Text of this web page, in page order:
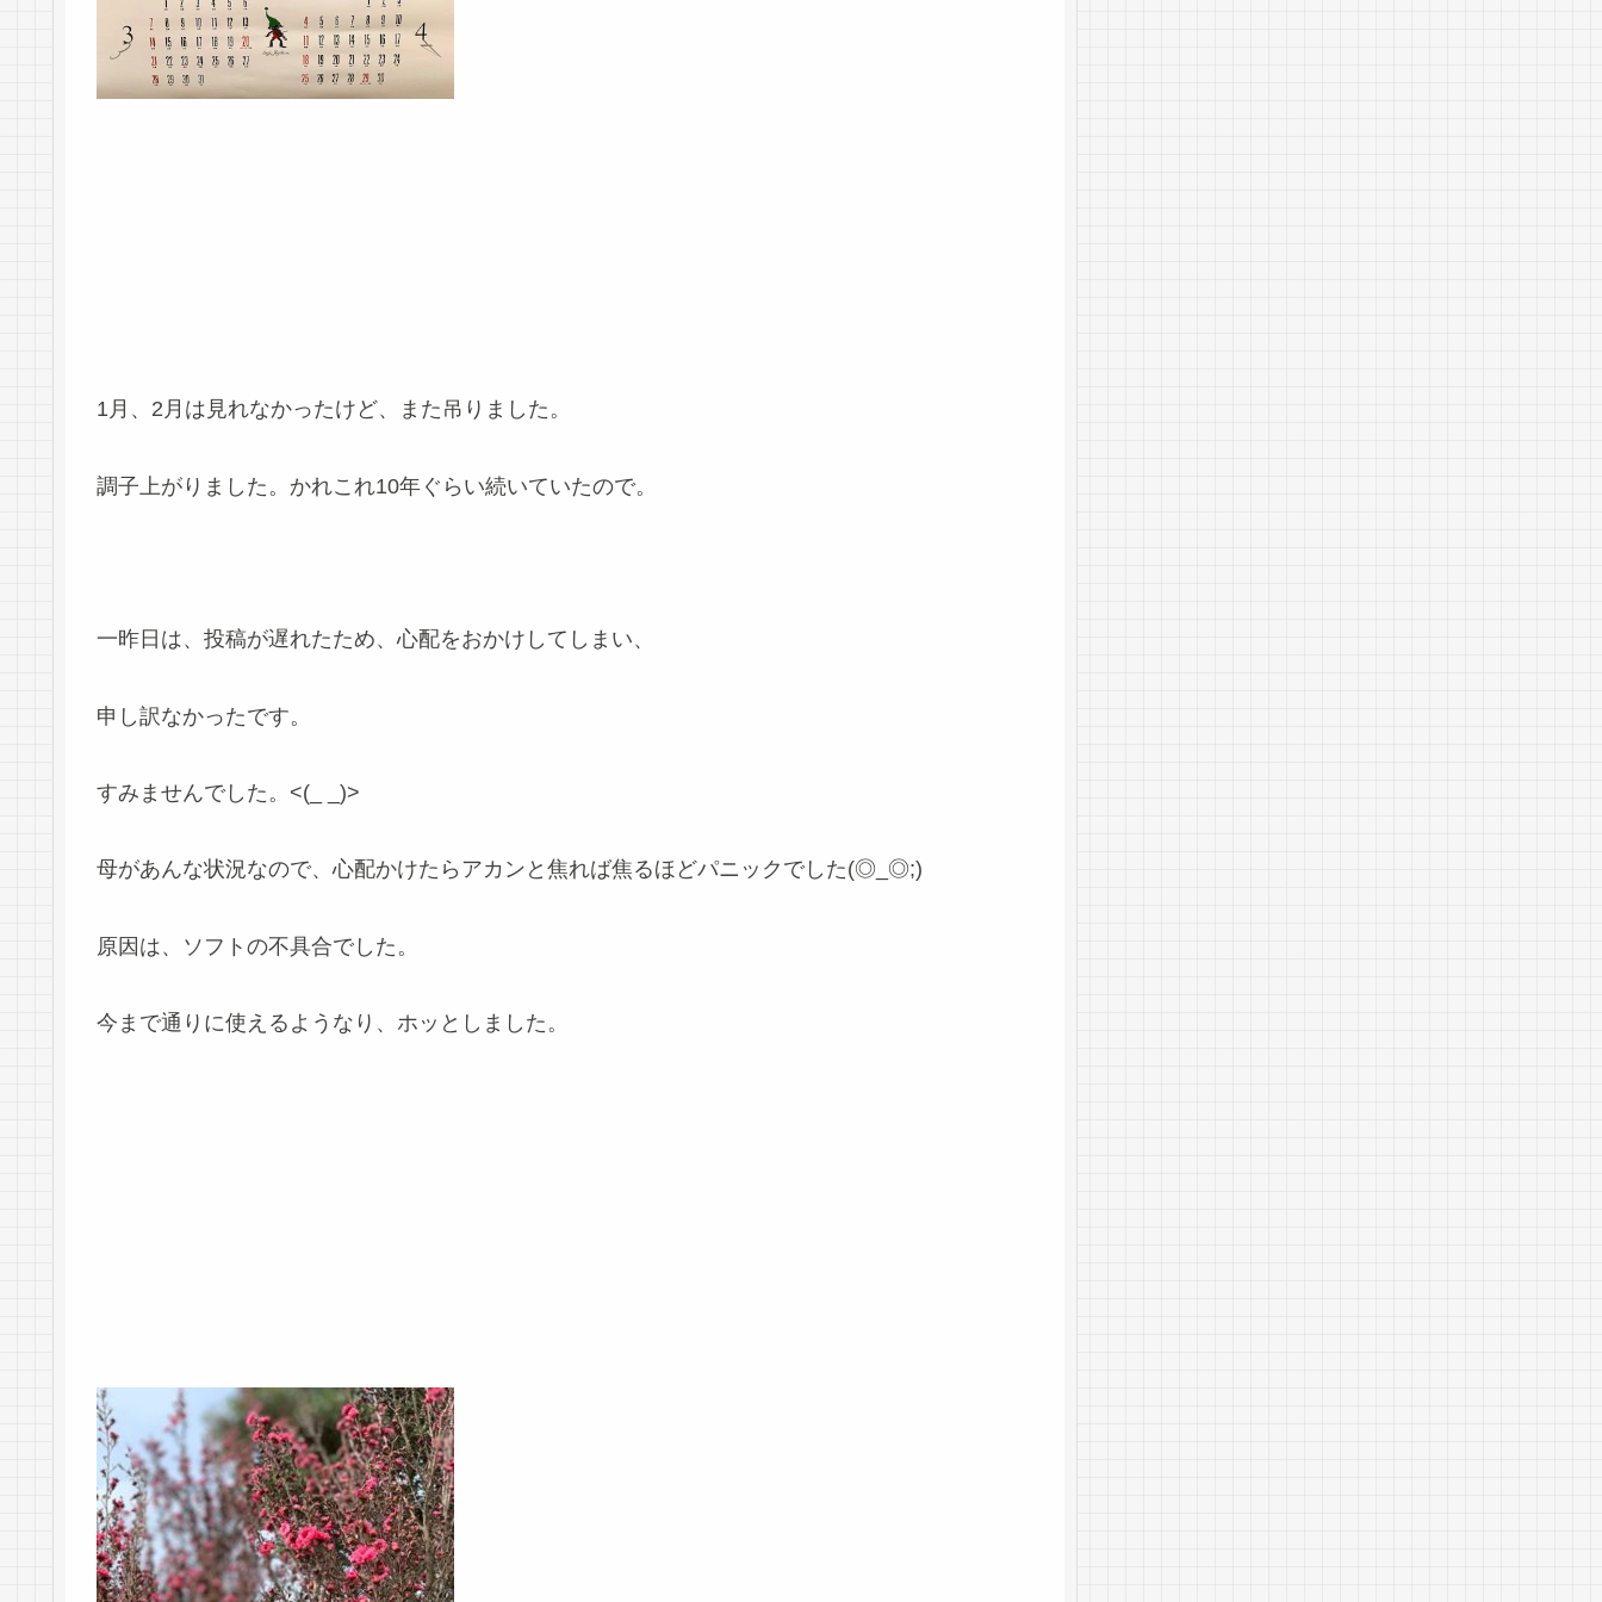
1月、2月は見れなかったけど、また吊りました。
調子上がりました。かれこれ10年ぐらい続いていたので。
一昨日は、投稿が遅れたため、心配をおかけしてしまい、
申し訳なかったです。
すみませんでした。<(_ _)>
母があんな状況なので、心配かけたらアカンと焦れば焦るほどパニックでした(◎_◎;)
原因は、ソフトの不具合でした。
今まで通りに使えるようなり、ホッとしました。